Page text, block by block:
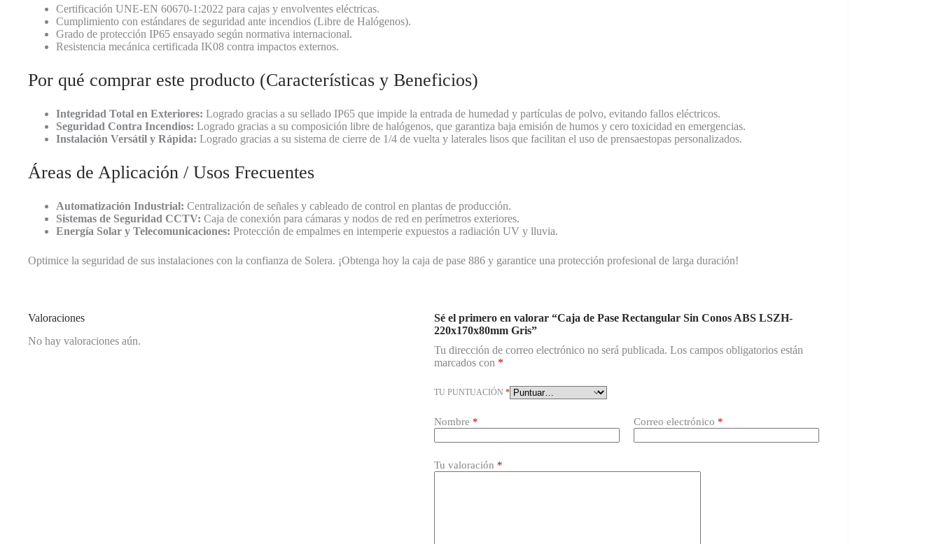
Certificación UNE-EN 60670-1:2022 para cajas y envolventes eléctricas.
Cumplimiento con estándares de seguridad ante incendios (Libre de Halógenos).
Grado de protección IP65 ensayado según normativa internacional.
Resistencia mecánica certificada IK08 contra impactos externos.
Por qué comprar este producto (Características y Beneficios)
Integridad Total en Exteriores: Logrado gracias a su sellado IP65 que impide la entrada de humedad y partículas de polvo, evitando fallos eléctricos.
Seguridad Contra Incendios: Logrado gracias a su composición libre de halógenos, que garantiza baja emisión de humos y cero toxicidad en emergencias.
Instalación Versátil y Rápida: Logrado gracias a su sistema de cierre de 1/4 de vuelta y laterales lisos que facilitan el uso de prensaestopas personalizados.
Áreas de Aplicación / Usos Frecuentes
Automatización Industrial: Centralización de señales y cableado de control en plantas de producción.
Sistemas de Seguridad CCTV: Caja de conexión para cámaras y nodos de red en perímetros exteriores.
Energía Solar y Telecomunicaciones: Protección de empalmes en intemperie expuestos a radiación UV y lluvia.
Optimice la seguridad de sus instalaciones con la confianza de Solera. ¡Obtenga hoy la caja de pase 886 y garantice una protección profesional de larga duración!
Valoraciones
No hay valoraciones aún.
Sé el primero en valorar “Caja de Pase Rectangular Sin Conos ABS LSZH-
220x170x80mm Gris”
Tu dirección de correo electrónico no será publicada. Los campos obligatorios están
marcados con *
TU PUNTUACIÓN *
Nombre * Correo electrónico *
Tu valoración *